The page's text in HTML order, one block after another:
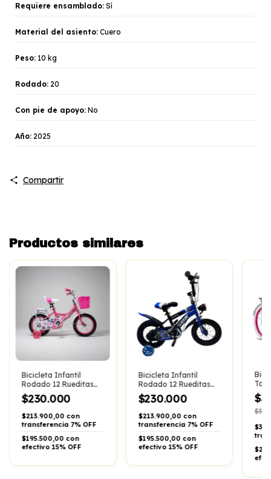
Requiere ensamblado: Sí
Material del asiento: Cuero
Peso: 10 kg
Rodado: 20
Con pie de apoyo: No
Año: 2025
Compartir
Productos similares
Bicicleta Infantil
Rodado 12 Rueditas
Canasto Porta
Paquete
$230.000
$213.900,00 con
transferencia 7% OFF
$195.500,00 con
efectivo 15% OFF
Bicicleta Infantil
Rodado 12 Rueditas
Farol Guardabarros
Sbk
$230.000
$213.900,00 con
transferencia 7% OFF
$195.500,00 con
efectivo 15% OFF